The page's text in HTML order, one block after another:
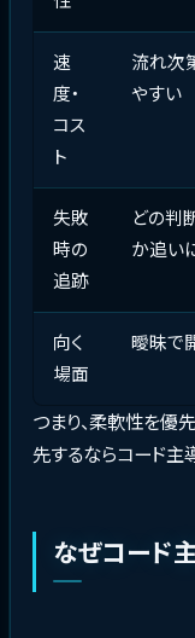
速
度・
コス
ト
流れ次
やすい
失敗
時の
追跡
どの判
か追い
向く
場面
曖昧で
つまり、柔軟性を優
先するならコード主
なぜコード